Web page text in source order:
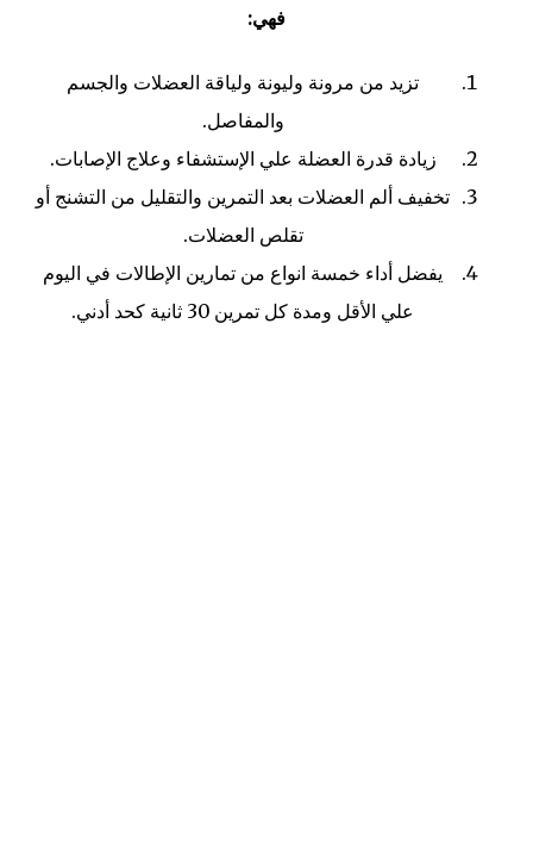
فهي:
تزيد من مرونة وليونة ولياقة العضلات والجسم
والمفاصل.
زيادة قدرة العضلة علي الإستشفاء وعلاج الإصابات.
تخفيف ألم العضلات بعد التمرين والتقليل من التشنج أو
تقلص العضلات.
يفضل أداء خمسة انواع من تمارين الإطالات في اليوم
علي الأقل ومدة كل تمرين 30 ثانية كحد أدني.